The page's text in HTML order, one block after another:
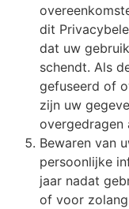
dit
dat uw
schendt. Als
gefuseerd of
zijn uw
overgedragen
Bewaren van
persoonlijke
jaar nadat
of voor